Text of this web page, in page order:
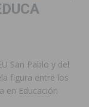
San Pablo y del
figura entre los
en Educación